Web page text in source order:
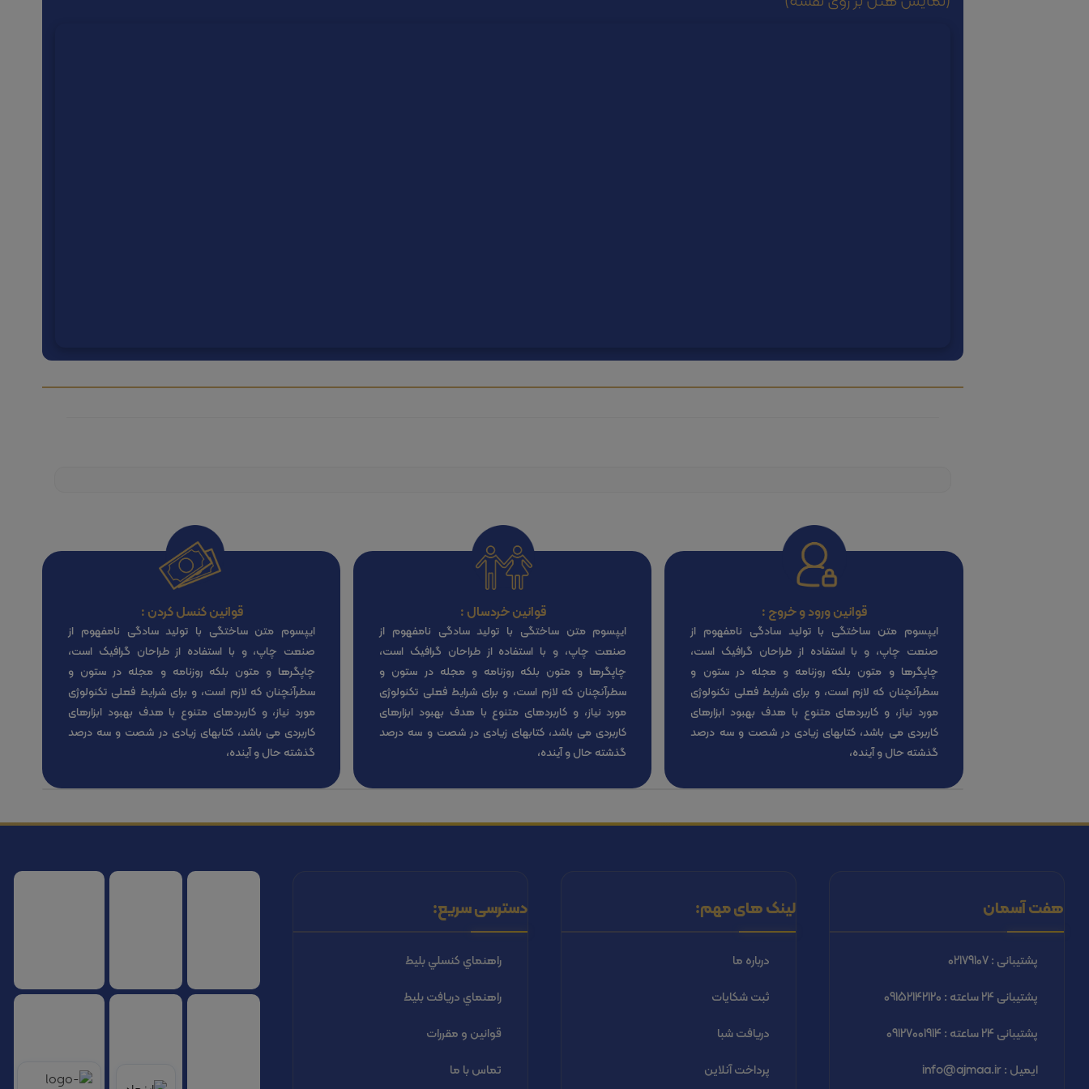
قوانین ورود و خروج :
ایپسوم متن ساختگی با تولید سادگی نامفهوم از
صنعت چاپ، و با استفاده از طراحان گرافیک است،
چاپگرها و متون بلکه روزنامه و مجله در ستون و
سطرآنچنان که لازم است، و برای شرایط فعلی تکنولوژی
مورد نیاز، و کاربردهای متنوع با هدف بهبود ابزارهای
کاربردی می باشد، کتابهای زیادی در شصت و سه درصد
گذشته حال و آینده،
قوانین خردسال :
ایپسوم متن ساختگی با تولید سادگی نامفهوم از
صنعت چاپ، و با استفاده از طراحان گرافیک است،
چاپگرها و متون بلکه روزنامه و مجله در ستون و
سطرآنچنان که لازم است، و برای شرایط فعلی تکنولوژی
مورد نیاز، و کاربردهای متنوع با هدف بهبود ابزارهای
کاربردی می باشد، کتابهای زیادی در شصت و سه درصد
گذشته حال و آینده،
قوانین کنسل کردن :
ایپسوم متن ساختگی با تولید سادگی نامفهوم از
صنعت چاپ، و با استفاده از طراحان گرافیک است،
چاپگرها و متون بلکه روزنامه و مجله در ستون و
سطرآنچنان که لازم است، و برای شرایط فعلی تکنولوژی
مورد نیاز، و کاربردهای متنوع با هدف بهبود ابزارهای
کاربردی می باشد، کتابهای زیادی در شصت و سه درصد
گذشته حال و آینده،
هفت آسمان
پشتیبانی : 02179107
پشتیبانی 24 ساعته : 09152142120
پشتیبانی 24 ساعته : 09127001914
ایمیل : info@ajmaa.ir
لینک های مهم:
درباره ما
ثبت شكايات
دریافت شبا
پرداخت آنلاین
دسترسی سریع:
راهنماي كنسلي بليط
راهنماي دریافت بليط
قوانین و مقررات
تماس با ما